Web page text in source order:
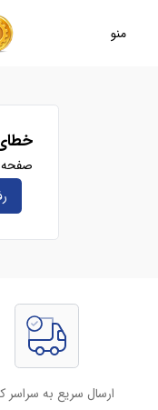
منو
خطای
صفحه
ارسال سریع به سراسر